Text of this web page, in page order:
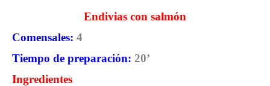
Endivias con salmón
Comensales: 4
Tiempo de preparación: 20’
Ingredientes